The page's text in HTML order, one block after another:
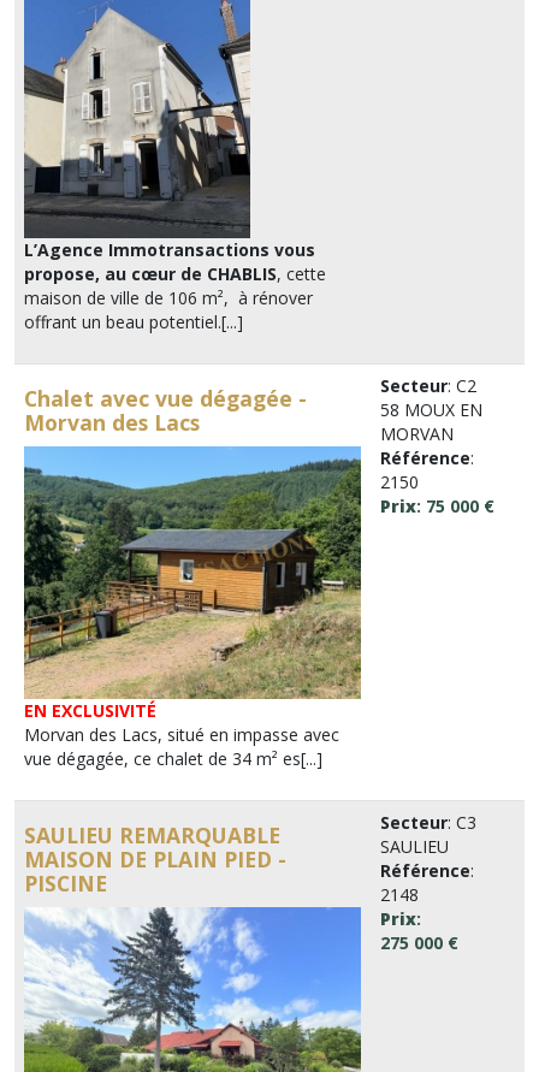
L’Agence Immotransactions vous
propose, au cœur de CHABLIS, cette
maison de ville de 106 m², à rénover
offrant un beau potentiel.[...]
Chalet avec vue dégagée -
Morvan des Lacs
EN EXCLUSIVITÉ
Morvan des Lacs, situé en impasse avec
vue dégagée, ce chalet de 34 m² es[...]
Secteur: C2
58 MOUX EN
MORVAN
Référence:
2150
Prix: 75 000 €
SAULIEU REMARQUABLE
MAISON DE PLAIN PIED -
PISCINE
Secteur: C3
SAULIEU
Référence:
2148
Prix:
275 000 €